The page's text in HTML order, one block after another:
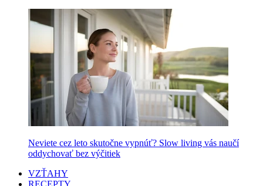
Neviete cez leto skutočne vypnúť? Slow living vás naučí
oddychovať bez výčitiek
VZŤAHY
RECEPTY